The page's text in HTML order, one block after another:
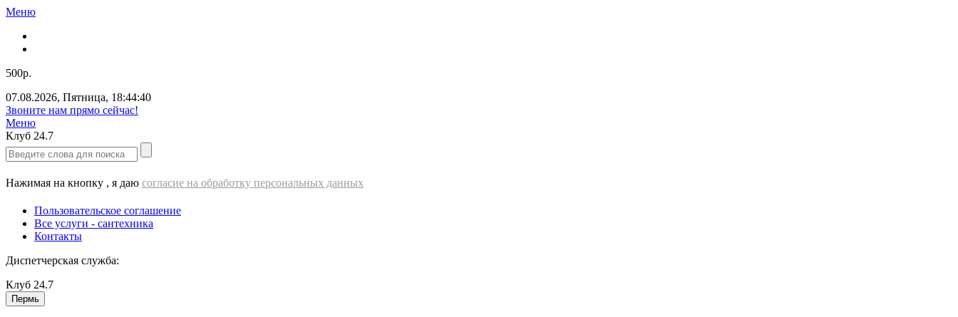
Меню
500р.
07.08.2026, Пятница, 18:44:40
Звоните нам прямо сейчас!
Меню
Клуб 24.7
Нажимая на кнопку , я даю согласие на обработку персональных данных
Пользовательское соглашение
Все услуги - cантехника
Контакты
Диспетчерская служба:
Клуб 24.7
Пермь